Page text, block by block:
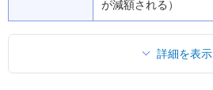
が減額される）
詳細を表示